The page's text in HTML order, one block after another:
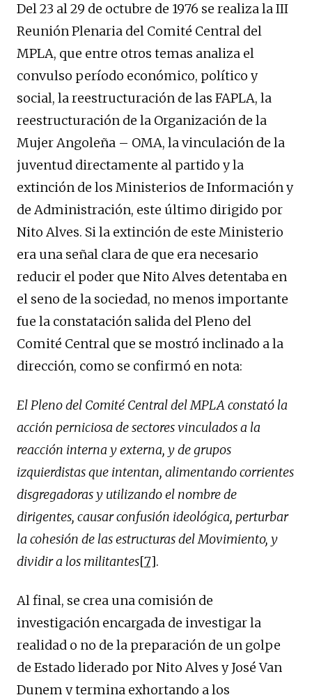
Del 23 al 29 de octubre de 1976 se realiza la III
Reunión Plenaria del Comité Central del
MPLA, que entre otros temas analiza el
convulso período económico, político y
social, la reestructuración de las FAPLA, la
reestructuración de la Organización de la
Mujer Angoleña – OMA, la vinculación de la
juventud directamente al partido y la
extinción de los Ministerios de Información y
de Administración, este último dirigido por
Nito Alves. Si la extinción de este Ministerio
era una señal clara de que era necesario
reducir el poder que Nito Alves detentaba en
el seno de la sociedad, no menos importante
fue la constatación salida del Pleno del
Comité Central que se mostró inclinado a la
dirección, como se confirmó en nota:
El Pleno del Comité Central del MPLA constató la
acción perniciosa de sectores vinculados a la
reacción interna y externa, y de grupos
izquierdistas que intentan, alimentando corrientes
disgregadoras y utilizando el nombre de
dirigentes, causar confusión ideológica, perturbar
la cohesión de las estructuras del Movimiento, y
dividir a los militantes[7].
Al final, se crea una comisión de
investigación encargada de investigar la
realidad o no de la preparación de un golpe
de Estado liderado por Nito Alves y José Van
Dunem y termina exhortando a los